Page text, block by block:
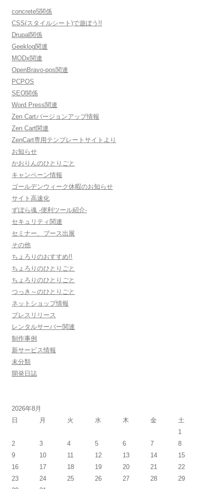
concrete5関係
CSS(スタイルシート)で遊ぼう!!
Drupal関係
Geeklog関連
MODx関連
OpenBravo-pos関連
PCPOS
SEO関係
Word Press関連
Zen Cartバージョンアップ情報
Zen Cart関連
ZenCart専用テンプレートサイトより
お知らせ
かおりんのひとりごと
キャンペーン情報
ゴールデンウィーク休暇のお知らせ
サイト高速化
ずぼら魂 -便利ツール紹介-
セキュリティ関連
セミナー、ブース出展
その他
ちょろりのおすすめ!!
ちょろりのひとりごと
ちょろりのひとりごと
つっき～のひとりごと
ネットショップ情報
プレスリリース
レンタルサーバー関連
制作事例
新サービス情報
未分類
開発日誌
2026年8月
日
月 火 水 木 金
土
1
2
3 4 5 6 7
8
9
10 11 12 13 14
15
16
17 18 19 20 21
22
23
24 25 26 27 28
29